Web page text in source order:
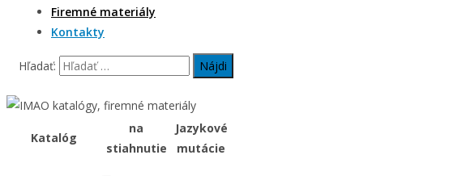
Firemné materiály
Kontakty
Hľadať:
Katalóg
na
stiahnutie
Jazykové
mutácie